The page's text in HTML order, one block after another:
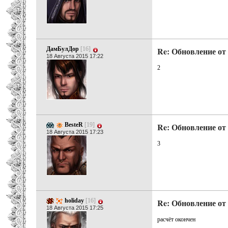
ДамБулДор [16]
18 Августа 2015 17:22 Re: Обновление от
2
BesteR [19]
18 Августа 2015 17:23 Re: Обновление от
3
holiday [16]
18 Августа 2015 17:25 Re: Обновление от
расчёт окончен